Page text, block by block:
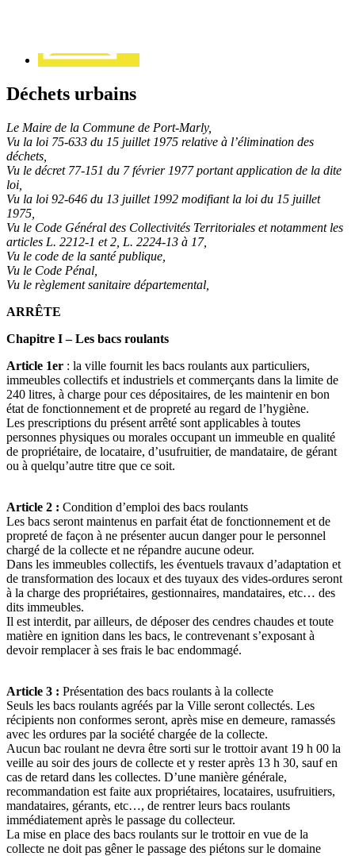
Déchets urbains
Le Maire de la Commune de Port-Marly,
Vu la loi 75-633 du 15 juillet 1975 relative à l’élimination des
déchets,
Vu le décret 77-151 du 7 février 1977 portant application de la dite
loi,
Vu la loi 92-646 du 13 juillet 1992 modifiant la loi du 15 juillet
1975,
Vu le Code Général des Collectivités Territoriales et notamment les
articles L. 2212-1 et 2, L. 2224-13 à 17,
Vu le code de la santé publique,
Vu le Code Pénal,
Vu le règlement sanitaire départemental,
ARRÊTE
Chapitre I – Les bacs roulants
Article 1er : la ville fournit les bacs roulants aux particuliers,
immeubles collectifs et industriels et commerçants dans la limite de
240 litres, à charge pour ces dépositaires, de les maintenir en bon
état de fonctionnement et de propreté au regard de l’hygiène.
Les prescriptions du présent arrêté sont applicables à toutes
personnes physiques ou morales occupant un immeuble en qualité
de propriétaire, de locataire, d’usufruitier, de mandataire, de gérant
ou à quelqu’autre titre que ce soit.
Article 2 : Condition d’emploi des bacs roulants
Les bacs seront maintenus en parfait état de fonctionnement et de
propreté de façon à ne présenter aucun danger pour le personnel
chargé de la collecte et ne répandre aucune odeur.
Dans les immeubles collectifs, les éventuels travaux d’adaptation et
de transformation des locaux et des tuyaux des vides-ordures seront
à la charge des propriétaires, gestionnaires, mandataires, etc… des
dits immeubles.
Il est interdit, par ailleurs, de déposer des cendres chaudes et toute
matière en ignition dans les bacs, le contrevenant s’exposant à
devoir remplacer à ses frais le bac endommagé.
Article 3 : Présentation des bacs roulants à la collecte
Seuls les bacs roulants agréés par la Ville seront collectés. Les
récipients non conformes seront, après mise en demeure, ramassés
avec les ordures par la société chargée de la collecte.
Aucun bac roulant ne devra être sorti sur le trottoir avant 19 h 00 la
veille au soir des jours de collecte et y rester après 13 h 30, sauf en
cas de retard dans les collectes. D’une manière générale,
recommandation est faite aux propriétaires, locataires, usufruitiers,
mandataires, gérants, etc…, de rentrer leurs bacs roulants
immédiatement après le passage du collecteur.
La mise en place des bacs roulants sur le trottoir en vue de la
collecte ne doit pas gêner le passage des piétons sur le domaine